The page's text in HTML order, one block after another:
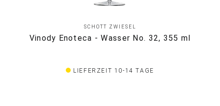
SCHOTT ZWIESEL
Vinody Enoteca - Wasser No. 32, 355 ml
LIEFERZEIT 10-14 TAGE